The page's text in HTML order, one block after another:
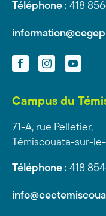
Téléphone : 418
FacebookInstagramYouTube
Campus du
71-A, rue Pelletier,
Témiscouata-sur-
Téléphone : 418